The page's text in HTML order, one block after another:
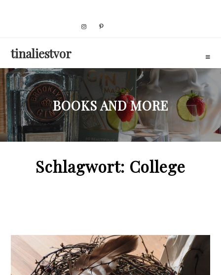
tinaliestvor
BOOKS AND MORE
Schlagwort: College